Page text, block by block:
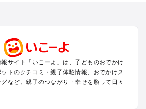
でかけ
でかけ
ト
サイト「いこーよ」は、子どものおでかけ
トのクチコミ・親子体験情報、おでかけス
など、親子のつながり・幸せを願って日々